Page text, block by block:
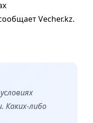
Vecher.kz.
Каких-либо